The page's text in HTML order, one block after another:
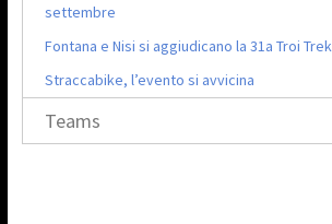
settembre
Fontana e Nisi si aggiudicano la 31a Troi Trek
Straccabike, l’evento si avvicina
Teams